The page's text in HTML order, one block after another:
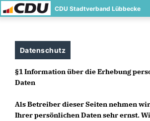
CDU Stadtverband Lübbecke
Datenschutz
§1 Information über die Erhebung
Daten
Als Betreiber dieser Seiten nehmen
Ihrer persönlichen Daten sehr ernst.